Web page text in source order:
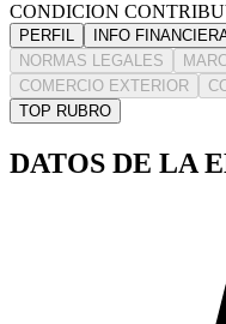
CONDICION
PERFIL INFO
NORMAS LEGALES
COMERCIO EXTERIOR
TOP RUBRO
DATOS DE LA